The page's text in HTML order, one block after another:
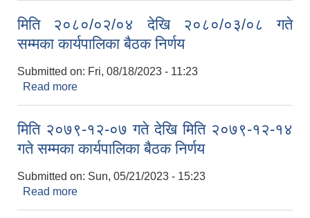
मिति २०८०/०२/०४ देखि २०८०/०३/०८ गते
सम्मका कार्यपालिका बैठक निर्णय
Submitted on: Fri, 08/18/2023 - 11:23
Read more
मिति २०७९-१२-०७ गते देखि मिति २०७९-१२-१४
गते सम्मका कार्यपालिका बैठक निर्णय
Submitted on: Sun, 05/21/2023 - 15:23
Read more